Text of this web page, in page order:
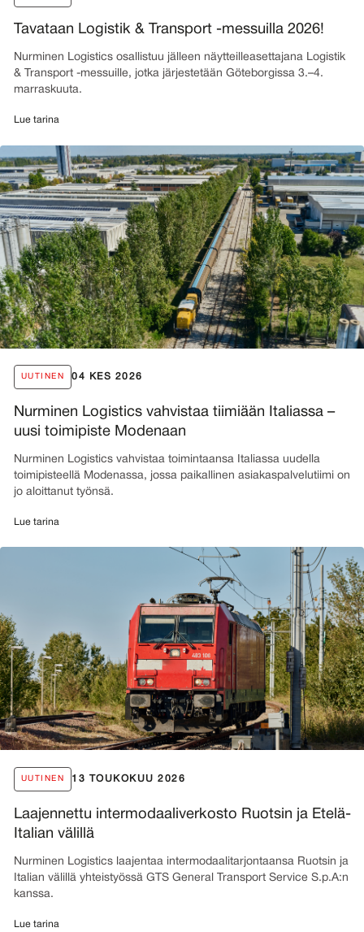
Tavataan Logistik & Transport -messuilla 2026!
Nurminen Logistics osallistuu jälleen näytteilleasettajana Logistik
& Transport -messuille, jotka järjestetään Göteborgissa 3.–4.
marraskuuta.
Lue tarina
UUTINEN 04 KES 2026
Nurminen Logistics vahvistaa tiimiään Italiassa –
uusi toimipiste Modenaan
Nurminen Logistics vahvistaa toimintaansa Italiassa uudella
toimipisteellä Modenassa, jossa paikallinen asiakaspalvelutiimi on
jo aloittanut työnsä.
Lue tarina
UUTINEN 13 TOUKOKUU 2026
Laajennettu intermodaaliverkosto Ruotsin ja Etelä-
Italian välillä
Nurminen Logistics laajentaa intermodaalitarjontaansa Ruotsin ja
Italian välillä yhteistyössä GTS General Transport Service S.p.A:n
kanssa.
Lue tarina